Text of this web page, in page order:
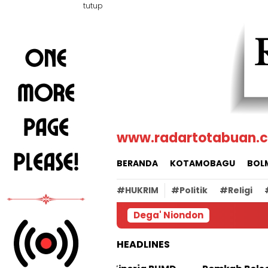
tutup
BERANDA KOTAMOBAGU
#HUKRIM #Politik #Religi
Dega' Niondon
HEADLINES